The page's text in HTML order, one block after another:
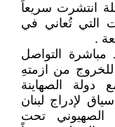
انتشرت سريعاً
التي تُعاني في
.
مباشرة التواصل
للخروج من ازمتهِ
الصهاينة
لإدراج لبنان
الصهيوني تحت